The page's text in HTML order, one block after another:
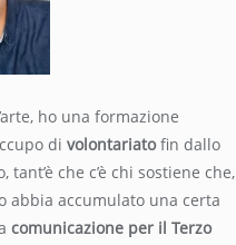
ho una formazione
di volontariatofin dallo
tant’è che c’è chi sostiene che,
abbia accumulato una certa
comunicazione per il Terzo